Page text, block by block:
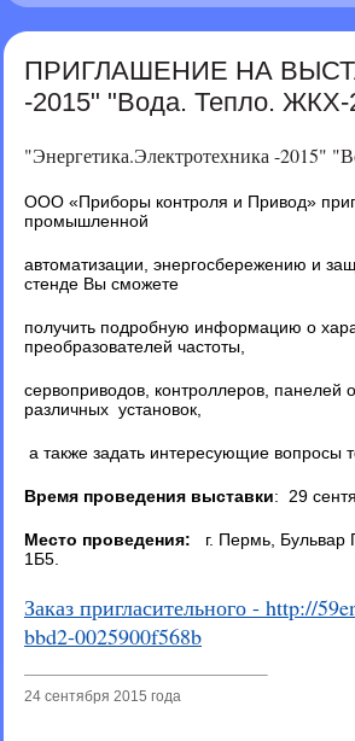
ПРИГЛАШЕНИЕ НА
-2015" "Вода. Тепло. ЖКХ-
"Энергетика.Электротехника -2015"
ООО «Приборы контроля и Привод»
промышленной
автоматизации, энергосбережению и
стенде Вы сможете
получить подробную информацию о
преобразователей частоты,
сервоприводов, контроллеров, панелей
различных установок,
а также задать интересующие вопросы
Время проведения выставки: 29
Место проведения: г. Пермь, Бульвар
1Б5.
Заказ пригласительного - http://
bbd2-0025900f568b
24 сентября 2015 года